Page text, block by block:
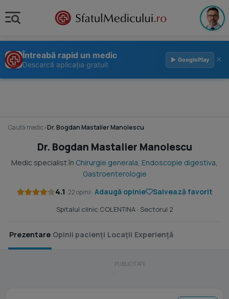
Întreabă rapid un medic
Descarcă aplicația gratuit
▶ GooglePlay ×
Caută medic›Dr. Bogdan Mastalier Manolescu
Dr. Bogdan Mastalier Manolescu
Medic specialist în Chirurgie generala, Endoscopie digestiva,
Gastroenterologie
4.1· 22 opinii Adaugă opinie Salvează favorit
Spitalul clinic COLENTINA· Sectorul 2
Prezentare Opinii pacienți Locații Experiență